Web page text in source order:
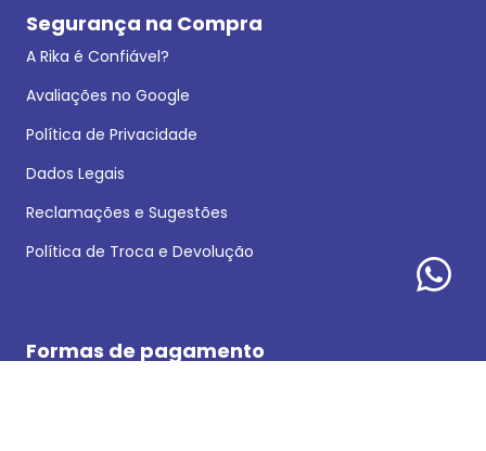
Segurança na Compra
A Rika é Confiável?
Avaliações no Google
Política de Privacidade
Dados Legais
Reclamações e Sugestões
Política de Troca e Devolução
Formas de pagamento